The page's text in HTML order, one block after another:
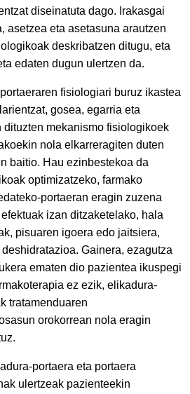
diseinatuta dago. Irakasgai
asetzea eta asetasuna arautzen
deskribatzen ditugu, eta
edaten dugun ulertzen da.
fisiologiari buruz ikastea
gosea, egarria eta
dituzten mekanismo fisiologikoek
nola elkarreragiten duten
baitio. Hau ezinbestekoa da
optimizatzeko, farmako
portaeran eragin zuzena
izan ditzaketelako, hala
pisuaren igoera edo jaitsiera,
Gainera, ezagutza
ematen dio pazientea ikuspegi
ez ezik, elikadura-
tratamenduaren
orokorrean nola eragin
portaera eta portaera
ulertzeak pazienteekin